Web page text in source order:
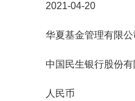
2021-04-20
华夏基金管理有限公
中国民生银行股份
人民币